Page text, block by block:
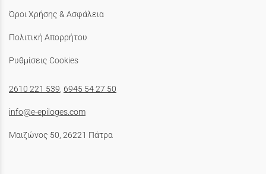
Όροι Χρήσης & Ασφάλεια
Πολιτική Απορρήτου
Ρυθμίσεις Cookies
2610 221 539, 6945 54 27 50
info@e-epiloges.com
Μαιζώνος 50, 26221 Πάτρα